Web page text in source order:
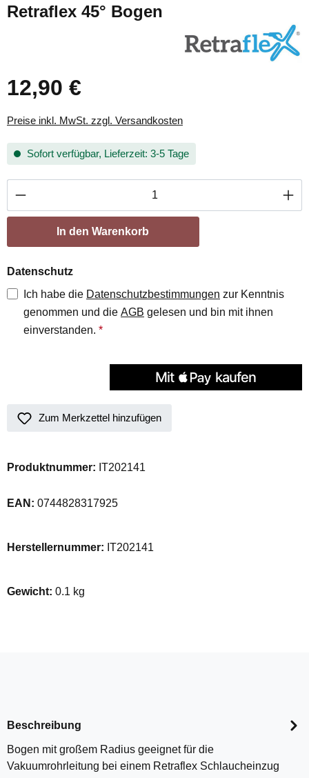
Retraflex 45° Bogen
12,90 €
Preise inkl. MwSt. zzgl. Versandkosten
Sofort verfügbar, Lieferzeit: 3-5 Tage
Produkt Anzahl: Gib den gewünschten
In den Warenkorb
Datenschutz
Ich habe die Datenschutzbestimmungen zur Kenntnis
genommen und die AGB gelesen und bin mit ihnen
einverstanden. *
Zum Merkzettel hinzufügen
Produktnummer: IT202141
EAN: 0744828317925
Herstellernummer: IT202141
Gewicht: 0.1 kg
Beschreibung
Bogen mit großem Radius geeignet für die
Vakuumrohrleitung bei einem Retraflex Schlaucheinzug